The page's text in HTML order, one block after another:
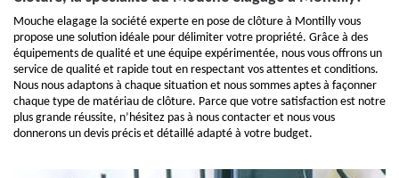
Mouche elagage la société experte en pose de clôture à Montilly vous
propose une solution idéale pour délimiter votre propriété. Grâce à des
équipements de qualité et une équipe expérimentée, nous vous offrons un
service de qualité et rapide tout en respectant vos attentes et conditions.
Nous nous adaptons à chaque situation et nous sommes aptes à façonner
chaque type de matériau de clôture. Parce que votre satisfaction est notre
plus grande réussite, n’hésitez pas à nous contacter et nous vous
donnerons un devis précis et détaillé adapté à votre budget.